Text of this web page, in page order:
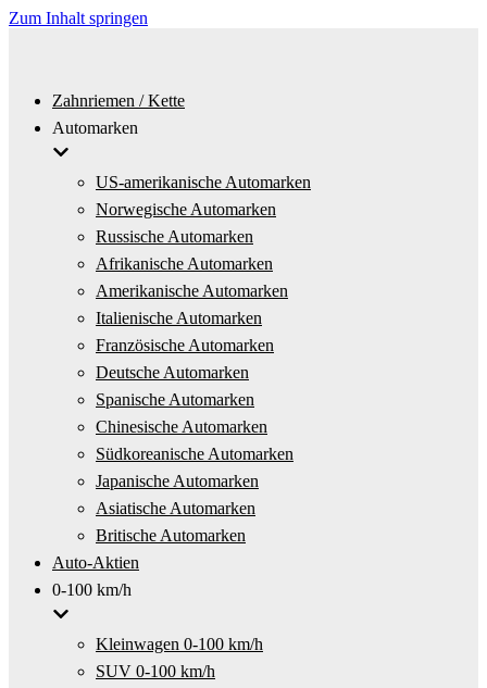
Zum Inhalt springen
Zahnriemen / Kette
Automarken
US-amerikanische Automarken
Norwegische Automarken
Russische Automarken
Afrikanische Automarken
Amerikanische Automarken
Italienische Automarken
Französische Automarken
Deutsche Automarken
Spanische Automarken
Chinesische Automarken
Südkoreanische Automarken
Japanische Automarken
Asiatische Automarken
Britische Automarken
Auto-Aktien
0-100 km/h
Kleinwagen 0-100 km/h
SUV 0-100 km/h